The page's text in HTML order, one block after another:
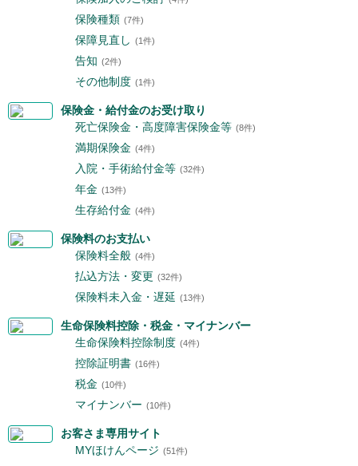
保険種類 (7件)
保障見直し (1件)
告知 (2件)
その他制度 (1件)
保険金・給付金のお受け取り
死亡保険金・高度障害保険金等 (8件)
満期保険金 (4件)
入院・手術給付金等 (32件)
年金 (13件)
生存給付金 (4件)
保険料のお支払い
保険料全般 (4件)
払込方法・変更 (32件)
保険料未入金・遅延 (13件)
生命保険料控除・税金・マイナンバー
生命保険料控除制度 (4件)
控除証明書 (16件)
税金 (10件)
マイナンバー (10件)
お客さま専用サイト
MYほけんページ (51件)